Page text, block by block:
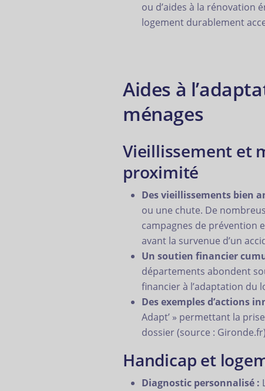
ou d’aides à la rénovation
logement durablement
Aides à
ménages
Vieillissement et
proximité
Des vieillissements bien
ou une chute. De
campagnes de prévention
avant la survenue d’un
Un soutien financier
départements abondent
financier à l’adaptation du
Des exemples d’actions
Adapt’ » permettant la
dossier (source :
Handicap et
Diagnostic personnalisé :